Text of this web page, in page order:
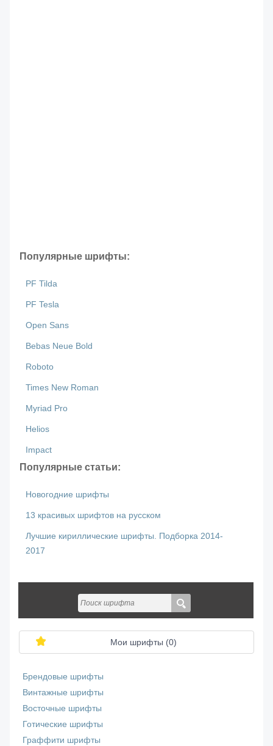
Популярные шрифты:
PF Tilda
PF Tesla
Open Sans
Bebas Neue Bold
Roboto
Times New Roman
Myriad Pro
Helios
Impact
Популярные статьи:
Новогодние шрифты
13 красивых шрифтов на русском
Лучшие кириллические шрифты. Подборка 2014-
2017
Мои шрифты (0)
Брендовые шрифты
Винтажные шрифты
Восточные шрифты
Готические шрифты
Граффити шрифты